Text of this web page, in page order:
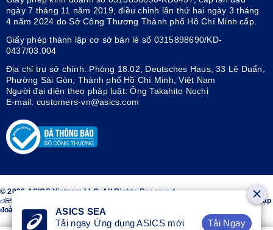
ngày 7 tháng 11 năm 2019, điều chỉnh lần thứ hai ngày 3 tháng
4 năm 2024 do Sở Công Thương Thành phố Hồ Chí Minh cấp.
Giấy phép thành lập cơ sở bán lẻ số 0315898690/KD-
0437/03.004
Địa chỉ trụ sở chính: Phòng 18.02, Deutsches Haus, 33 Lê Duẩn,
Phường Sài Gòn, Thành phố Hồ Chí Minh, Việt Nam
Người đại diện theo pháp luật: Ông Takahito Nochi
E-mail: customers-vn@asics.com
© 2026 ASICS Vietnam LLC. All Rights Reserved.
Thiết kế sọc trên hai bên giày ASICS® là nhãn hiệu đã đăng ký của Tập
đoàn ASICS.
ASICS SEA
Tải ngay Ứng dụng ASICS mới
Tải Ngay